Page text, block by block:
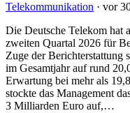
Telekommunikation · vor
Die Deutsche Telekom hat
zweiten Quartal 2026 für
Zuge der Berichterstattung
im Gesamtjahr auf rund
Erwartung bei mehr als
stockte das Management
3 Milliarden Euro auf,…